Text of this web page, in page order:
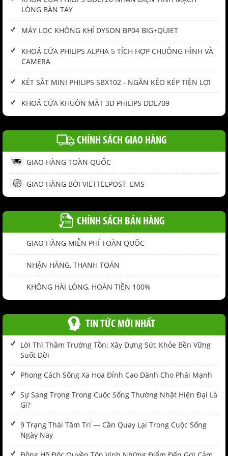
LÒNG BÀN TAY
MÁY LỌC KHÔNG KHÍ DYSON BP04 BIG+QUIET
KHOÁ CỬA PHILIPS ALPHA 5 TÍCH HỢP CHUÔNG HÌNH VÀ
CAMERA
KÉT SẮT MINI PHILIPS SBX102 - NGĂN KÉO KÉP TIỆN LỢI
KHOÁ CỬA KHUÔN MẶT 3D PHILIPS DDL709
CHÍNH SÁCH GIAO HÀNG
GIAO HÀNG TOÀN QUỐC
GIAO HÀNG BỞI VIETTELPOST, EMS
CHÍNH SÁCH BÁN HÀNG
GIAO HÀNG MIỄN PHÍ TOÀN QUỐC
NHẬN HÀNG, THANH TOÁN
KHÔNG HÀI LÒNG, HOÀN TIỀN 100%
TIN TỨC MỚI NHẤT
Lời Thì Thầm Trường Tồn: Xây Dựng Sức Khỏe Bền Vững
Suốt Đời
Phong Cách Sống Xa Hoa Đỉnh Cao Dành Cho Phái Mạnh
Sự Sang Trọng Trong Cuộc Sống Thường Nhật Hiện Đại Là
Gì?
9 Trạng Thái Tâm Trí — Cần Quay Lại Trong Cuộc Sống
Ngày Nay